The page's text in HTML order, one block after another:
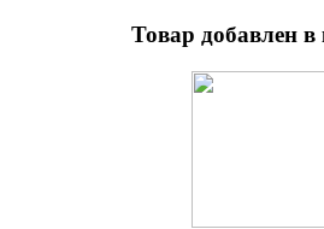
Товар добавлен в